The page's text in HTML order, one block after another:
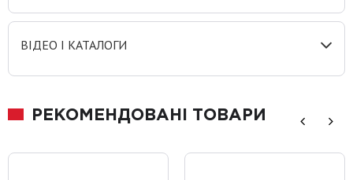
ВІДЕО І КАТАЛОГИ
РЕКОМЕНДОВАНІ ТОВАРИ